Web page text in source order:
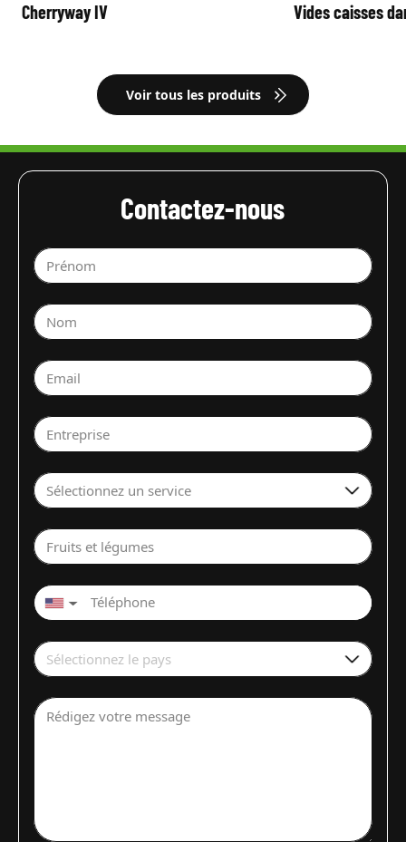
Cherryway IV Vides caisses
Voir tous les produits
Contactez-nous
Prénom
Nom
Email
Entreprise
Sélectionnez un service
Fruits et légumes
▼
Sélectionnez le pays
Rédigez votre message